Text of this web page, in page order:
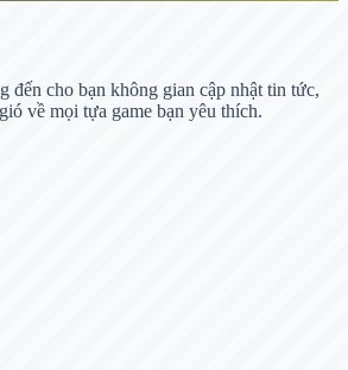
đến cho bạn không gian cập nhật tin tức,
về mọi tựa game bạn yêu thích.